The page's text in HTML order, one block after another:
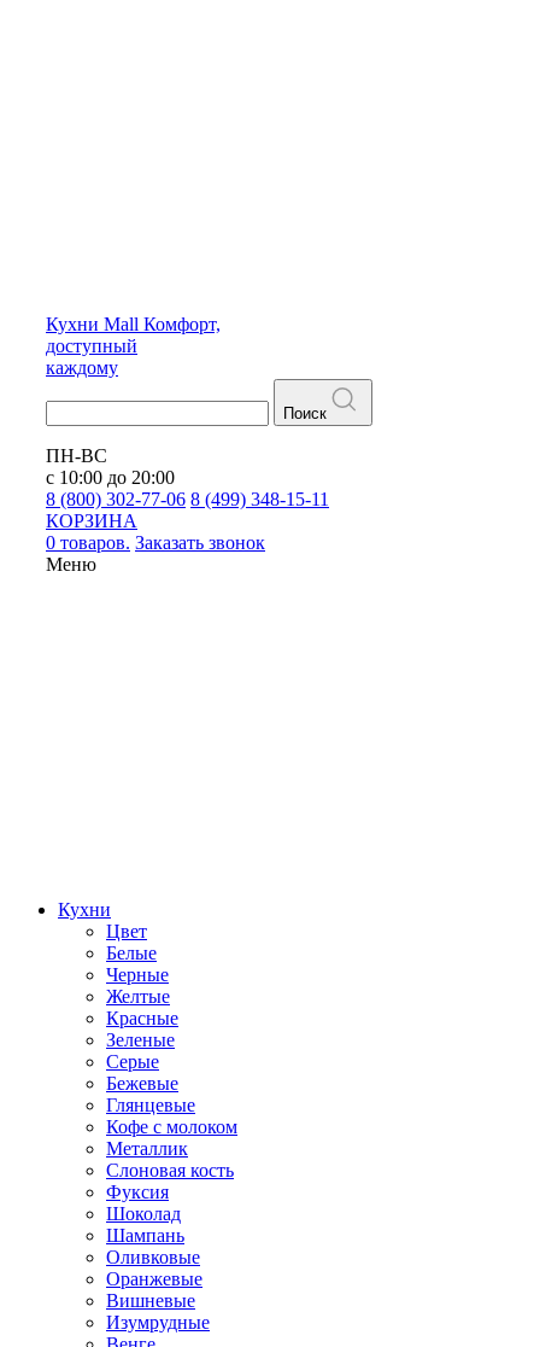
Кухни Mall Комфорт,
доступный
каждому
Поиск
ПН-ВС
с 10:00 до 20:00
8 (800) 302-77-06 8 (499) 348-15-11
КОРЗИНА
0 товаров. Заказать звонок
Меню
Кухни
Цвет
Белые
Черные
Желтые
Красные
Зеленые
Серые
Бежевые
Глянцевые
Кофе с молоком
Металлик
Слоновая кость
Фуксия
Шоколад
Шампань
Оливковые
Оранжевые
Вишневые
Изумрудные